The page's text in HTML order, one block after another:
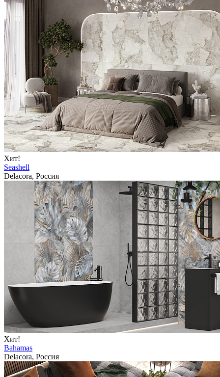
Хит!
Seashell
Delacora, Россия
Хит!
Bahamas
Delacora, Россия